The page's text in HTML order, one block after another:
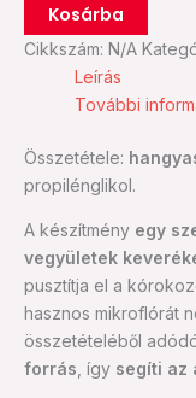
Kosárba
Cikkszám: N/A
Leírás
További
Összetétele:
propilénglikol.
A készítmény egy
vegyületek
pusztítja el a
hasznos mikroflórát
összetételéből
forrás , így segíti az